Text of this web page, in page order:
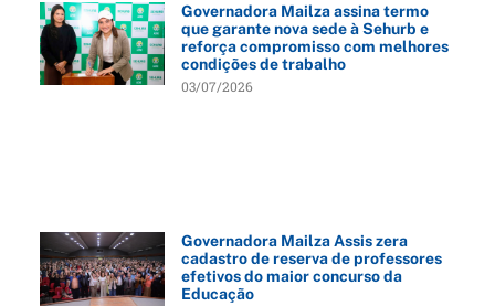
Governadora Mailza assina termo
que garante nova sede à Sehurb e
reforça compromisso com melhores
condições de trabalho
03/07/2026
Governadora Mailza Assis zera
cadastro de reserva de professores
efetivos do maior concurso da
Educação